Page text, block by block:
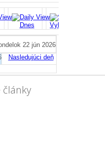
Dnes Vyhľadať
22 jún 2026
Nasledujúci deň
články